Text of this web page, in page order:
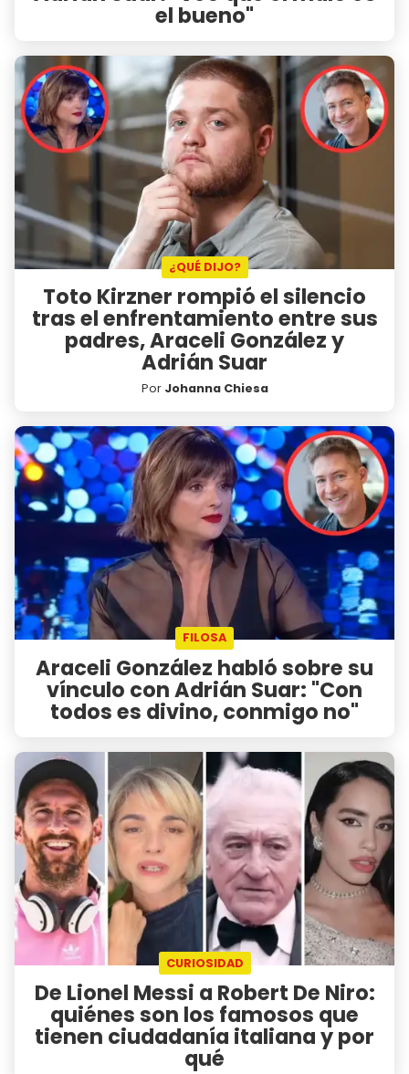
el bueno"
¿QUÉ DIJO?
Toto Kirzner rompió el silencio
tras el enfrentamiento entre sus
padres, Araceli González y
Adrián Suar
Por Johanna Chiesa
FILOSA
Araceli González habló sobre su
vínculo con Adrián Suar: "Con
todos es divino, conmigo no"
CURIOSIDAD
De Lionel Messi a Robert De Niro:
quiénes son los famosos que
tienen ciudadanía italiana y por
qué